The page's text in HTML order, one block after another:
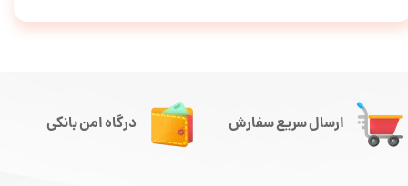
ارسال سریع سفارش درگاه امن بانکی